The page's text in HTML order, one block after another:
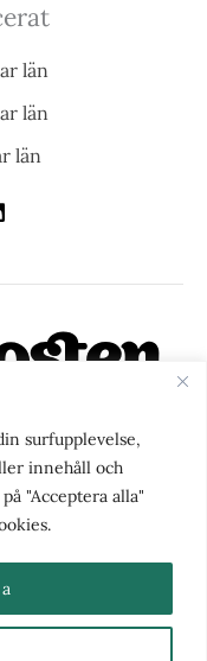
surfupplevelse,
innehåll och
"Acceptera alla"
län
län
län
på nätet. Med
blick för det större
kanal för nyheter,
grundades 1988 och